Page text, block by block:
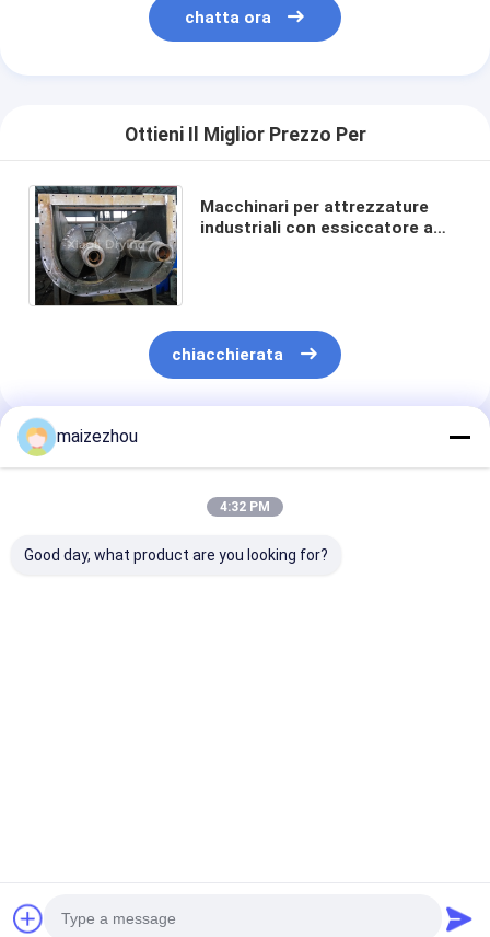
chatta ora
Ottieni Il Miglior Prezzo Per
Macchinari per attrezzature
industriali con essiccatore a
chiacchierata
Prodotti Raccomandati
maizezhou
4:32 PM
Good day, what product are you looking for?